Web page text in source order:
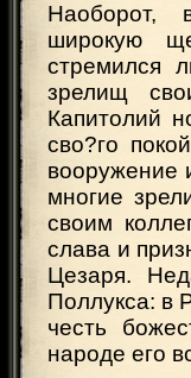
Наоборот,
широкую
стремился
зрелищ
Капитолий
сво?го
вооружение
многие
своим
слава и
Цезаря.
Поллукса: в
честь
народе его